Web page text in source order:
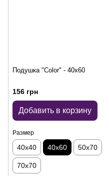
Подушка "Color" - 40x60
156 грн
Добавить в корзину
Размер
40х40 40х60 50х70
70х70